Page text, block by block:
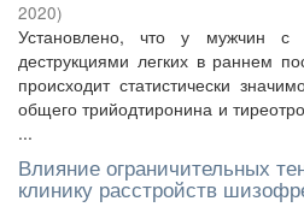
2020)
Установлено, что у мужчин с
деструкциями легких в раннем
происходит статистически
общего трийодтиронина и
...
Влияние ограничительных
клинику расстройств